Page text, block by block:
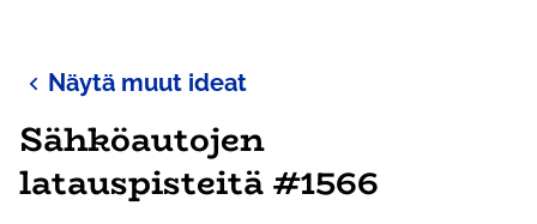
Näytä muut ideat
Sähköautojen
latauspisteitä #1566